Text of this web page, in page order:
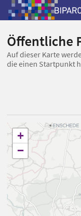
Öffentliche
Auf dieser Karte
die einen Startpunkt
+
−